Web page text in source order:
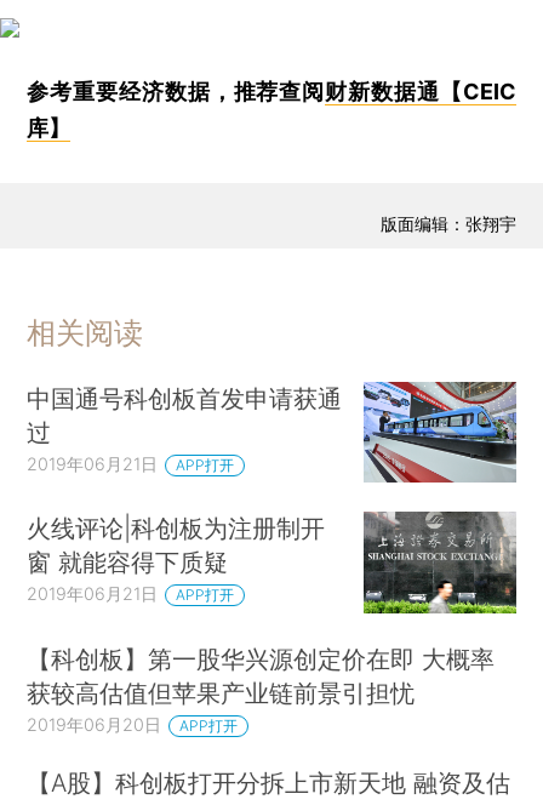
参考重要经济数据，推荐查阅 财新数据通【CEIC
库】
版面编辑：张翔宇
相关阅读
中国通号科创板首发申请获通
过
2019年06月21日 APP打开
火线评论|科创板为注册制开
窗 就能容得下质疑
2019年06月21日 APP打开
【科创板】第一股华兴源创定价在即 大概率
获较高估值但苹果产业链前景引担忧
2019年06月20日 APP打开
【A股】科创板打开分拆上市新天地 融资及估